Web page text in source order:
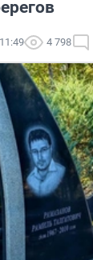
4 798